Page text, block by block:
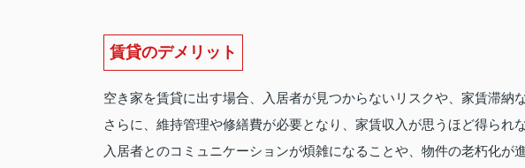
賃貸のデメリット
空き家を賃貸に出す場合、入居者が見つからないリスクや、家賃滞納
さらに、維持管理や修繕費が必要となり、家賃収入が思うほど得られ
入居者とのコミュニケーションが煩雑になることや、物件の老朽化が